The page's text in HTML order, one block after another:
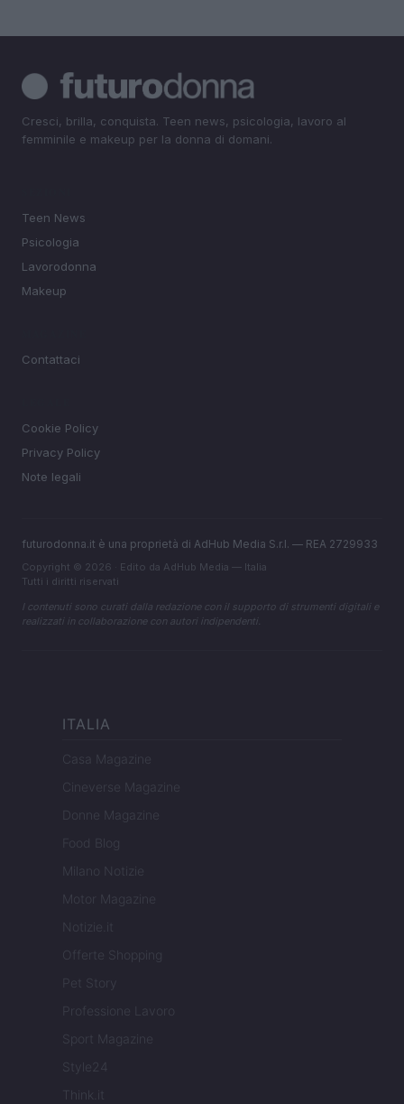
Cresci, brilla, conquista. Teen news, psicologia, lavoro al
femminile e makeup per la donna di domani.
Teen News
Psicologia
Lavorodonna
Makeup
Contattaci
Cookie Policy
Privacy Policy
Note legali
futurodonna.it è una proprietà di AdHub Media S.r.l. — REA 2729933
Copyright © 2026 · Edito da AdHub Media — Italia
Tutti i diritti riservati
I contenuti sono curati dalla redazione con il supporto di strumenti digitali e
realizzati in collaborazione con autori indipendenti.
ITALIA
Casa Magazine
Cineverse Magazine
Donne Magazine
Food Blog
Milano Notizie
Motor Magazine
Notizie.it
Offerte Shopping
Pet Story
Professione Lavoro
Sport Magazine
Style24
Think.it